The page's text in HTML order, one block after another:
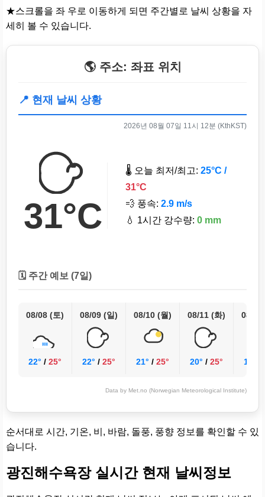
★스크롤을 좌 우로 이동하게 되면 주간별로 날씨 상황을 자
세히 볼 수 있습니다.
🌎 주소: 좌표 위치
📍 현재 날씨 상황
2026년 08월 07일 11시 12분 (KthKST)
31°C
🌡️ 오늘 최저/최고: 25°C /
31°C
💨 풍속: 2.9 m/s
💧 1시간 강수량: 0 mm
🗓️ 주간 예보 (7일)
08/08 (토)
22° / 25°
08/09 (일)
22° / 25°
08/10 (월)
21° / 25°
08/11 (화)
20° / 25°
08/12
18°
Data by Met.no (Norwegian Meteorological Institute)
순서대로 시간, 기온, 비, 바람, 돌풍, 풍향 정보를 확인할 수 있
습니다.
광진해수욕장 실시간 현재 날씨정보